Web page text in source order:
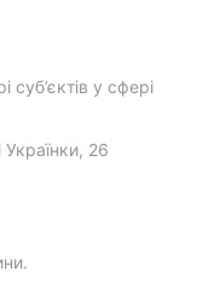
суб’єктів у сфері
26